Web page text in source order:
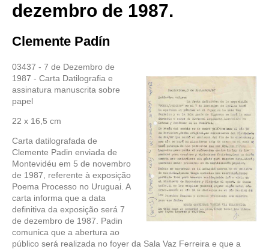
dezembro de 1987.
Clemente Padín
03437 - 7 de Dezembro de
1987 - Carta Datilografia e
assinatura manuscrita sobre
papel
22 x 16,5 cm
Carta datilografada de
Clemente Padin enviada de
Montevidéu em 5 de novembro
de 1987, referente à exposição
Poema Processo no Uruguai. A
carta informa que a data
definitiva da exposição será 7
de dezembro de 1987. Padin
comunica que a abertura ao
público será realizada no foyer da Sala Vaz Ferreira e que a